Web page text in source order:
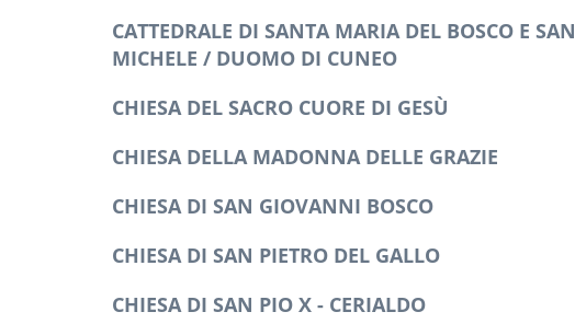
CATTEDRALE DI SANTA MARIA DEL BOSCO E SAN
MICHELE / DUOMO DI CUNEO
CHIESA DEL SACRO CUORE DI GESÙ
CHIESA DELLA MADONNA DELLE GRAZIE
CHIESA DI SAN GIOVANNI BOSCO
CHIESA DI SAN PIETRO DEL GALLO
CHIESA DI SAN PIO X - CERIALDO